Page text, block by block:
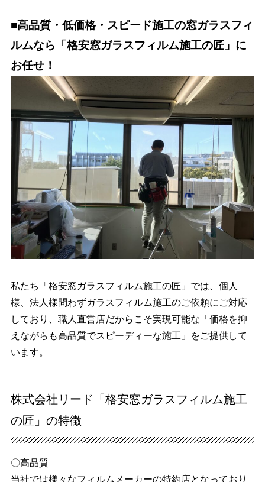
■高品質・低価格・スピード施工の窓ガラスフィ
ルムなら「格安窓ガラスフィルム施工の匠」に
お任せ！
私たち「格安窓ガラスフィルム施工の匠」では、個人
様、法人様問わずガラスフィルム施工のご依頼にご対応
しており、職人直営店だからこそ実現可能な「価格を抑
えながらも高品質でスピーディーな施工」をご提供して
います。
株式会社リード「格安窓ガラスフィルム施工
の匠」の特徴
〇高品質
当社では様々なフィルムメーカーの特約店となっており